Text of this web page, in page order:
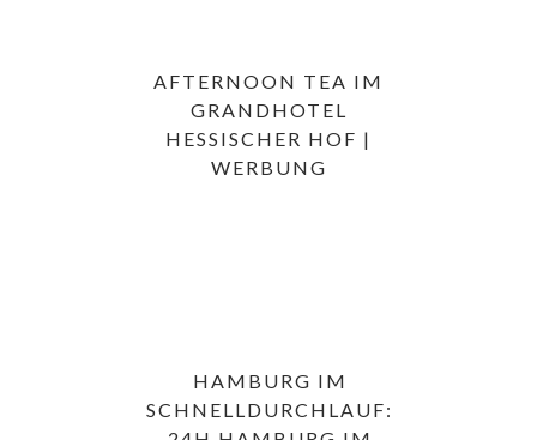
AFTERNOON TEA IM
GRANDHOTEL
HESSISCHER HOF |
WERBUNG
HAMBURG IM
SCHNELLDURCHLAUF: